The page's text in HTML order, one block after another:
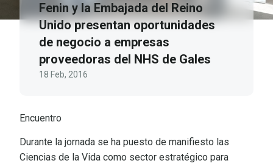
Fenin y la Embajada del Reino
Unido presentan oportunidades
de negocio a empresas
proveedoras del NHS de Gales
18 Feb, 2016
Encuentro
Durante la jornada se ha puesto de manifiesto las
Ciencias de la Vida como sector estratégico para